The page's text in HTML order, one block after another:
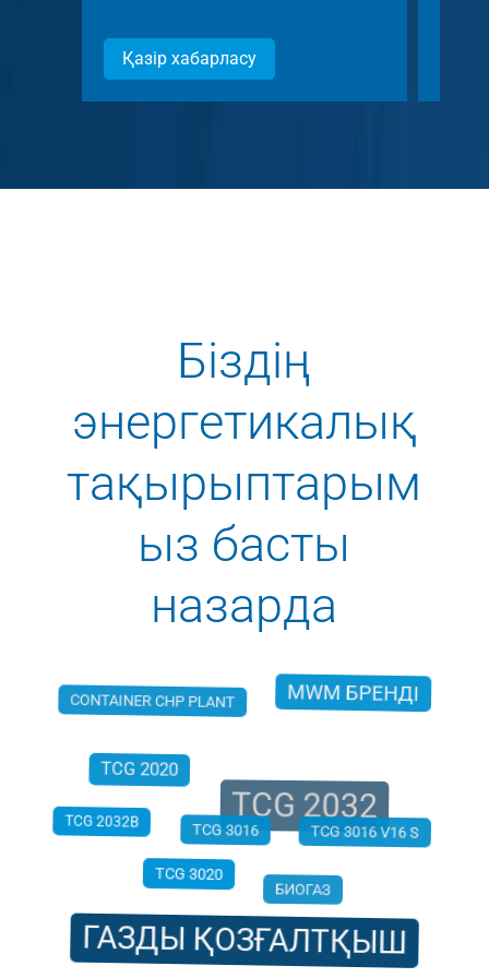
Қазір хабарласу
Біздің
энергетикалық
тақырыптарым
ыз басты
назарда
CONTAINER CHP PLANT MWM БРЕНДІ
TCG 2020 TCG 2032
TCG 2032B
TCG 3016
TCG 3016 V16 S
TCG 3020 БИОГАЗ
ГАЗДЫ ҚОЗҒАЛТҚЫШ